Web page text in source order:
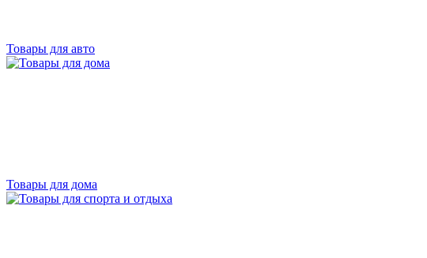
Товары для авто
Товары для дома